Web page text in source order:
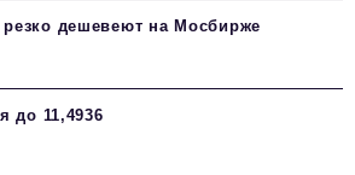
дешевеют на Мосбирже
до 11,4936